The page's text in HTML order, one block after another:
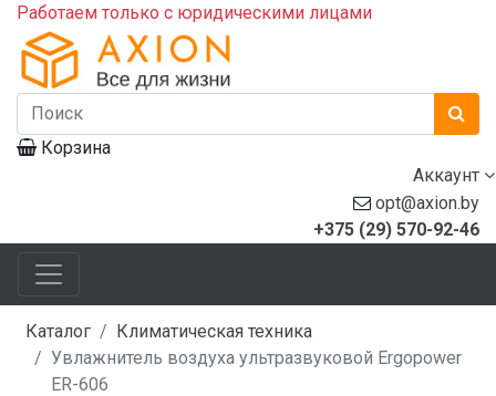
Работаем только с юридическими лицами
Корзина
Аккаунт
opt@axion.by
+375 (29) 570-92-46
Каталог
Климатическая техника
Увлажнитель воздуха ультразвуковой Ergopower
ER-606